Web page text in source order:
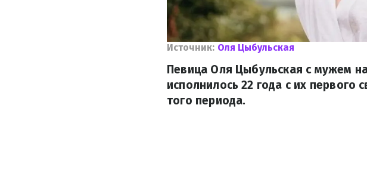
Источник: Оля Цыбульская
Певица Оля Цыбульская с мужем
исполнилось 22 года с их первого
того периода.